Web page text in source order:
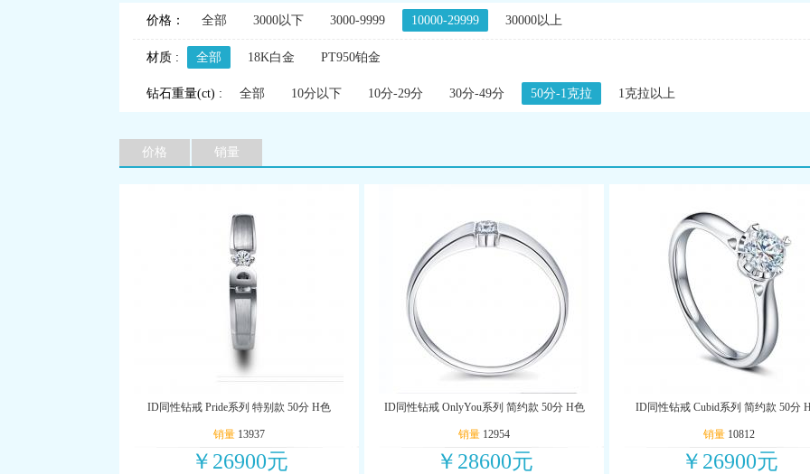
列
价格： 全部 3000以下 3000-9999 10000-29999 30000以上
材质 : 全部 18K白金 PT950铂金
钻石重量(ct) : 全部 10分以下 10分-29分 30分-49分 50分-1克拉 1克拉以上
价格 销量
ID同性钻戒 Pride系列 特别款 50分 H色
销量 13937
￥26900元
ID同性钻戒 OnlyYou系列 简约款 50分 H色
销量 12954
￥28600元
ID同性钻戒 Cubid系列 简约款 50分
销量 10812
￥26900元